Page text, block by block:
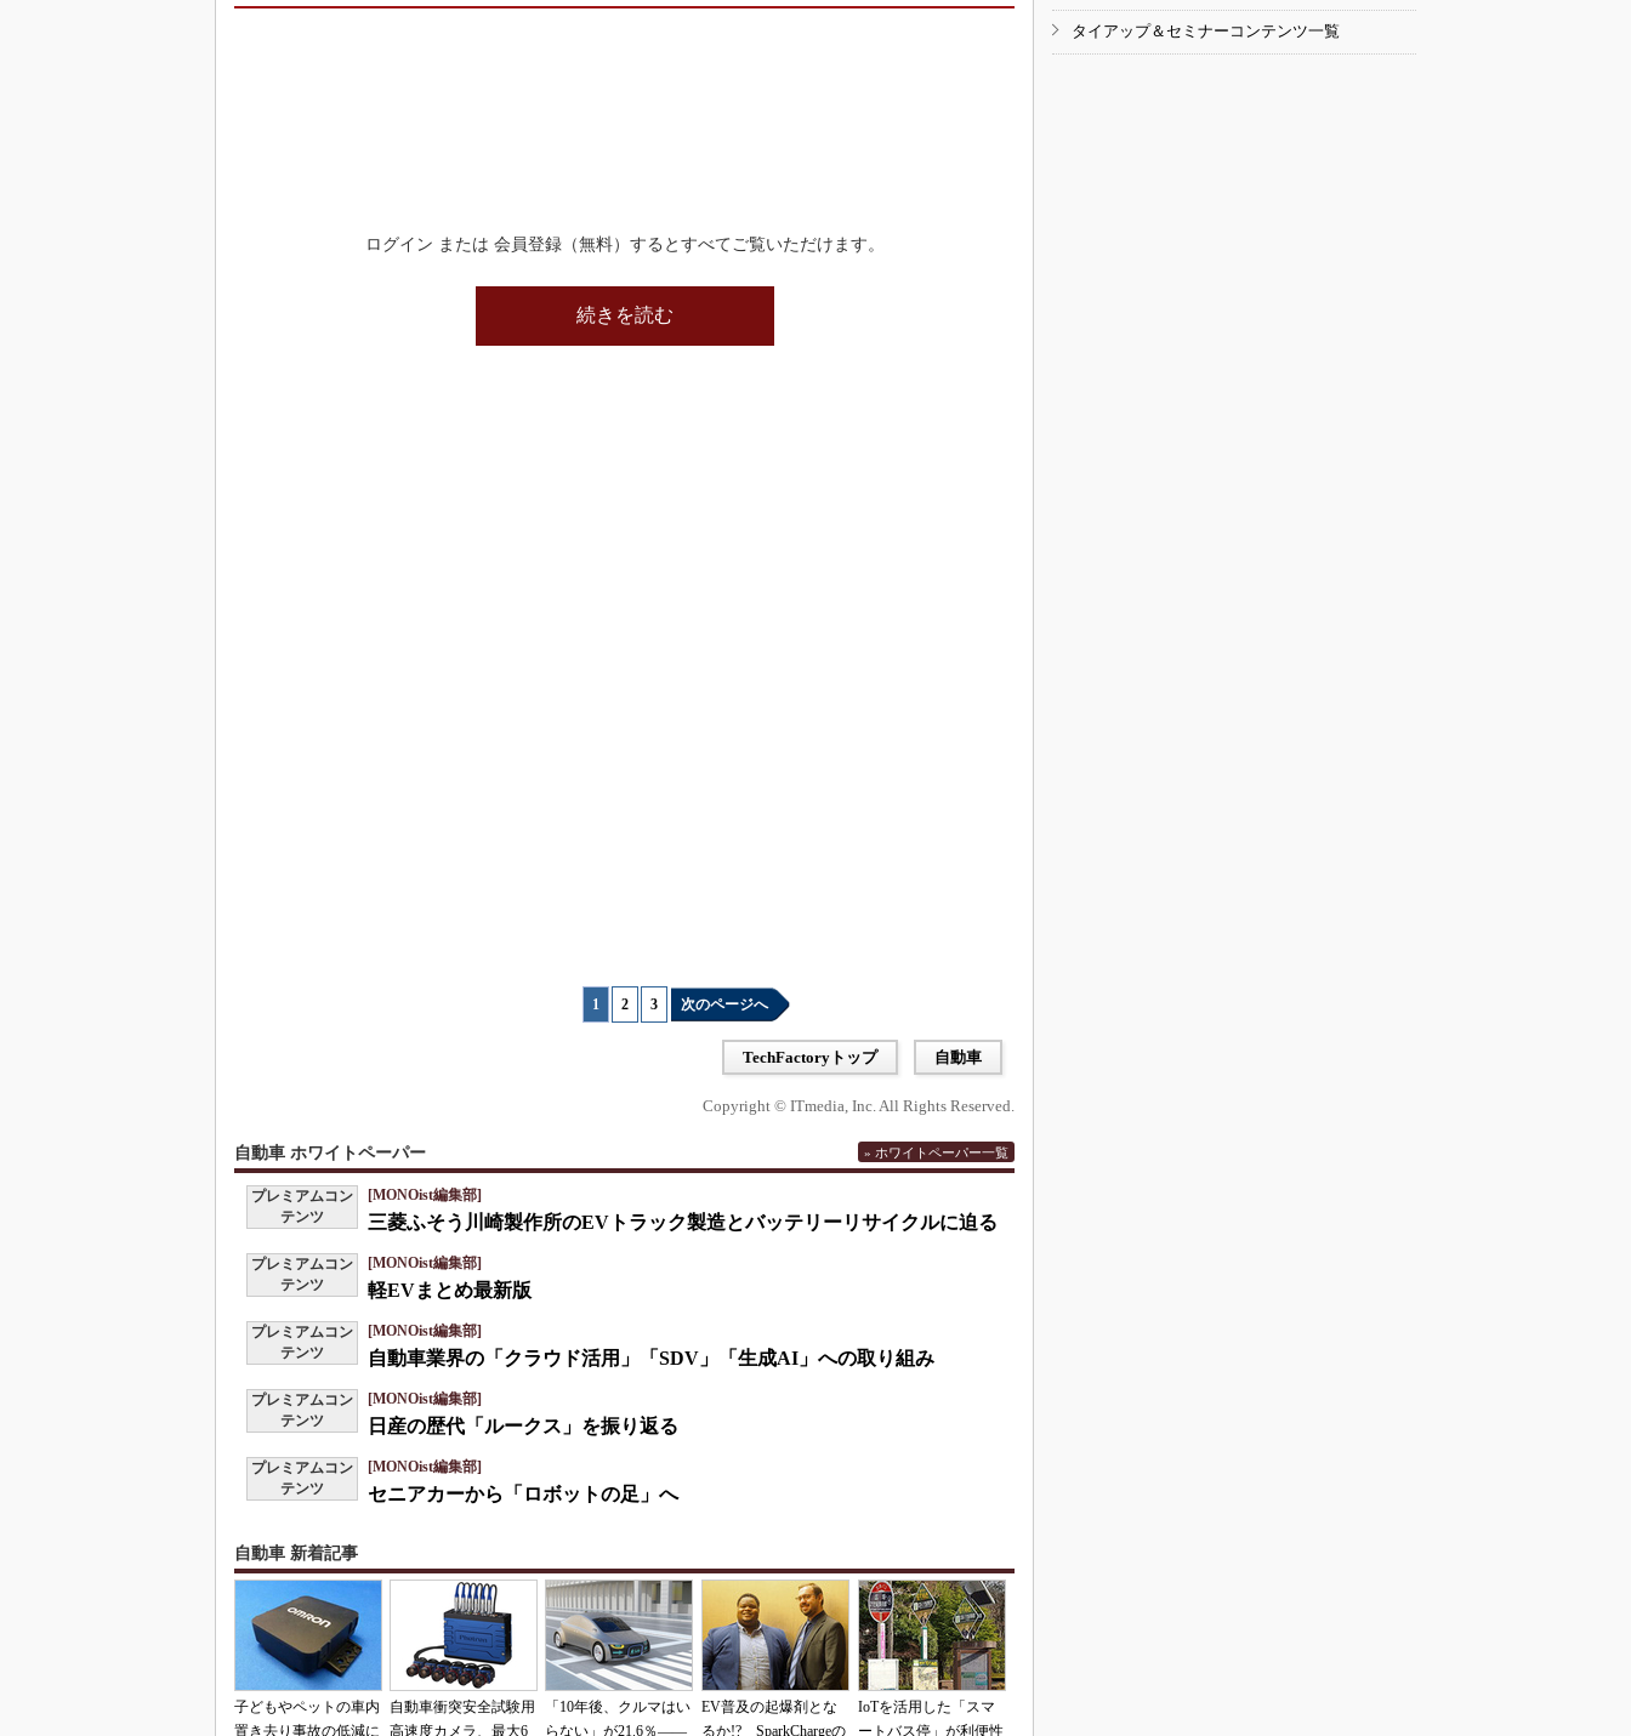
ログイン または 会員登録（無料）するとすべてご覧いただけます。
続きを読む
1 2 3 次のページへ
TechFactoryトップ 自動車
Copyright © ITmedia, Inc. All Rights Reserved.
自動車 ホワイトペーパー » ホワイトペーパー一覧
プレミアムコン
テンツ
[MONOist編集部]
三菱ふそう川崎製作所のEVトラック製造とバッテリーリサイクルに迫る
プレミアムコン
テンツ
[MONOist編集部]
軽EVまとめ最新版
プレミアムコン
テンツ
[MONOist編集部]
自動車業界の「クラウド活用」「SDV」「生成AI」への取り組み
プレミアムコン
テンツ
[MONOist編集部]
日産の歴代「ルークス」を振り返る
プレミアムコン
テンツ
[MONOist編集部]
セニアカーから「ロボットの足」へ
自動車 新着記事
子どもやペットの車内
置き去り事故の低減に
自動車衝突安全試験用
高速度カメラ、最大6
「10年後、クルマはい
らない」が21.6％――
EV普及の起爆剤とな
るか!? SparkChargeの
IoTを活用した「スマ
ートバス停」が利便性
タイアップ＆セミナーコンテンツ一覧